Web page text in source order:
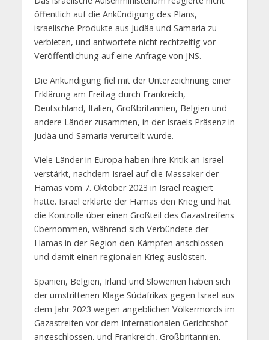
öffentlich auf die Ankündigung des Plans,
israelische Produkte aus Judäa und Samaria zu
verbieten, und antwortete nicht rechtzeitig vor
Veröffentlichung auf eine Anfrage von JNS.
Die Ankündigung fiel mit der Unterzeichnung einer
Erklärung am Freitag durch Frankreich,
Deutschland, Italien, Großbritannien, Belgien und
andere Länder zusammen, in der Israels Präsenz in
Judäa und Samaria verurteilt wurde.
Viele Länder in Europa haben ihre Kritik an Israel
verstärkt, nachdem Israel auf die Massaker der
Hamas vom 7. Oktober 2023 in Israel reagiert
hatte. Israel erklärte der Hamas den Krieg und hat
die Kontrolle über einen Großteil des Gazastreifens
übernommen, während sich Verbündete der
Hamas in der Region den Kämpfen anschlossen
und damit einen regionalen Krieg auslösten.
Spanien, Belgien, Irland und Slowenien haben sich
der umstrittenen Klage Südafrikas gegen Israel aus
dem Jahr 2023 wegen angeblichen Völkermords im
Gazastreifen vor dem Internationalen Gerichtshof
angeschlossen, und Frankreich, Großbritannien,